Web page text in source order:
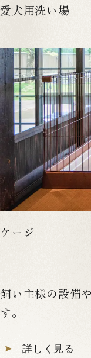
愛犬用洗い場
ケージ
飼い主様の設備
す。
詳しく見る